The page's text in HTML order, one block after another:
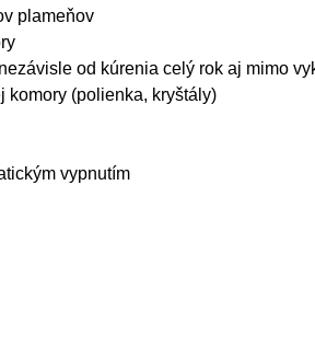
plameňov
od kúrenia celý rok aj mimo
komory (polienka, kryštály)
vypnutím